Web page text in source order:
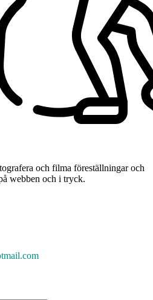
och filma föreställningar och
webben och i tryck.